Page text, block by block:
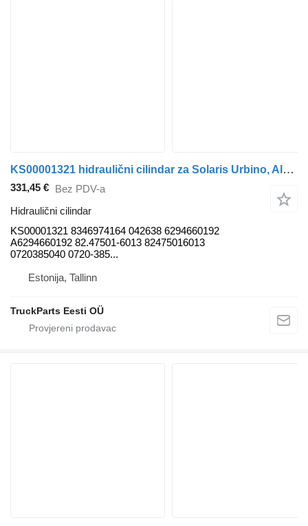
KS00001321 hidraulični cilindar za Solaris Urbino, Alpino, Vacanza (1999-) autobusa
331,45 € Bez PDV-a
Hidraulični cilindar
KS00001321 8346974164 042638 6294660192
A6294660192 82.47501-6013 82475016013
0720385040 0720-385...
Estonija, Tallinn
TruckParts Eesti OÜ